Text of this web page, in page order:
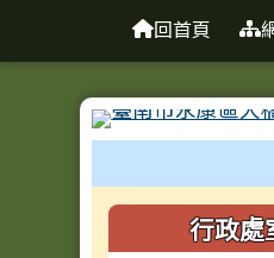
台南市大橋
回首頁
左邊區域
行政處
頁尾區域